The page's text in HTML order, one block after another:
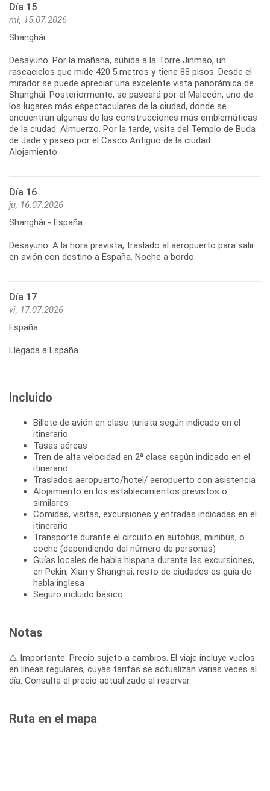
Día 15
mi, 15.07.2026
Shanghái
Desayuno. Por la mañana, subida a la Torre Jinmao, un
rascacielos que mide 420.5 metros y tiene 88 pisos. Desde el
mirador se puede apreciar una excelente vista panorámica de
Shanghái. Posteriormente, se paseará por el Malecón, uno de
los lugares más espectaculares de la ciudad, donde se
encuentran algunas de las construcciones más emblemáticas
de la ciudad. Almuerzo. Por la tarde, visita del Templo de Buda
de Jade y paseo por el Casco Antiguo de la ciudad.
Día 16
ju, 16.07.2026
Shanghái - España
Desayuno. A la hora prevista, traslado al aeropuerto para salir
Día 17
vi, 17.07.2026
España
Llegada a España
Incluido
Billete de avión en clase turista según indicado en el
itinerario
Tasas aéreas
Tren de alta velocidad en 2ª clase según indicado en el
itinerario
Traslados aeropuerto/hotel/ aeropuerto con asistencia
Alojamiento en los establecimientos previstos o
similares
Comidas, visitas, excursiones y entradas indicadas en el
itinerario
Transporte durante el circuito en autobús, minibús, o
coche (dependiendo del número de personas)
Guías locales de habla hispana durante las excursiones,
en Pekin, Xian y Shanghai, resto de ciudades es guía de
habla inglesa
Seguro incluido básico
Notas
⚠️ Importante: Precio sujeto a cambios. El viaje incluye vuelos
en líneas regulares, cuyas tarifas se actualizan varias veces al
día. Consulta el precio actualizado al reservar.
Ruta en el mapa